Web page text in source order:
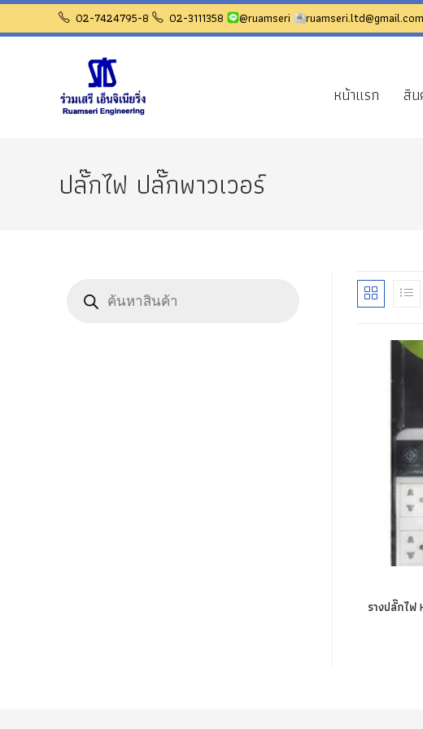
Skip
to
02-7424795-8 02-3111358 @ruamseri ruamseri.ltd@gmail.com
หน้าแรก สิน
ปลั๊กไฟ ปลั๊กพาวเวอร์
search
รางปลั๊กไ